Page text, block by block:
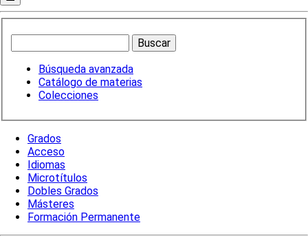
Búsqueda avanzada
Catálogo de materias
Colecciones
Grados
Acceso
Idiomas
Microtítulos
Dobles Grados
Másteres
Formación Permanente